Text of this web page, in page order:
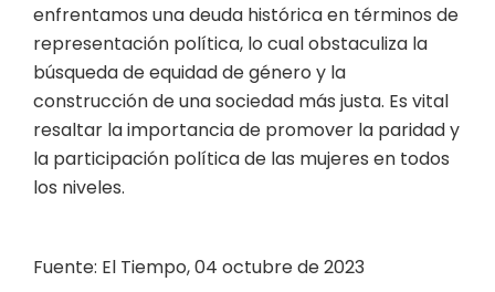
enfrentamos una deuda histórica en términos de
representación política, lo cual obstaculiza la
búsqueda de equidad de género y la
construcción de una sociedad más justa. Es vital
resaltar la importancia de promover la paridad y
la participación política de las mujeres en todos
los niveles.
Fuente: El Tiempo, 04 octubre de 2023